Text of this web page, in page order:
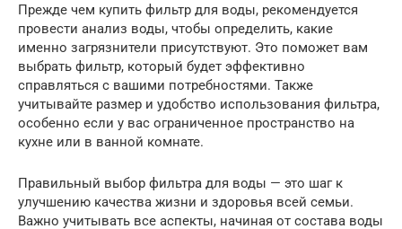
Прежде чем купить фильтр для воды, рекомендуется
провести анализ воды, чтобы определить, какие
именно загрязнители присутствуют. Это поможет вам
выбрать фильтр, который будет эффективно
справляться с вашими потребностями. Также
учитывайте размер и удобство использования фильтра,
особенно если у вас ограниченное пространство на
кухне или в ванной комнате.
Правильный выбор фильтра для воды — это шаг к
улучшению качества жизни и здоровья всей семьи.
Важно учитывать все аспекты, начиная от состава воды